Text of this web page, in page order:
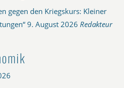
gegen den Kriegskurs: Kleiner
9. August 2026 Redakteur